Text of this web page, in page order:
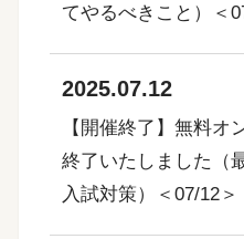
てやるべきこと）＜
2025.07.12
【開催終了】無料オ
終了いたしました（
入試対策）＜07/12＞